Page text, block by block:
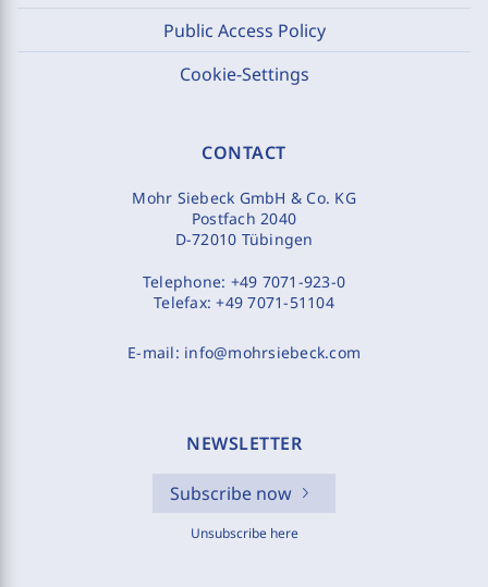
Public Access Policy
Cookie-Settings
CONTACT
Mohr Siebeck GmbH & Co. KG
Postfach 2040
D-72010 Tübingen
Telephone: +49 7071-923-0
Telefax:+49 7071-51104
E-mail: info@mohrsiebeck.com
NEWSLETTER
Subscribe now
Unsubscribe here